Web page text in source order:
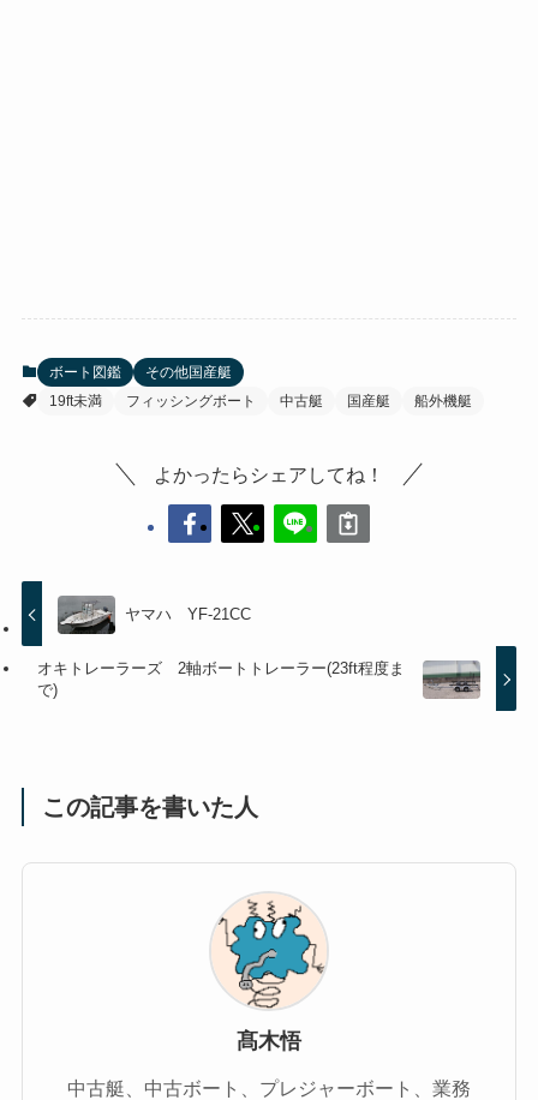
ボート図鑑
その他国産艇
19ft未満
フィッシングボート 中古艇 国産艇 船外機艇
よかったらシェアしてね！
ヤマハ YF-21CC
オキトレーラーズ 2軸ボートトレーラー(23ft程度ま
で)
この記事を書いた人
髙木悟
中古艇、中古ボート、プレジャーボート、業務